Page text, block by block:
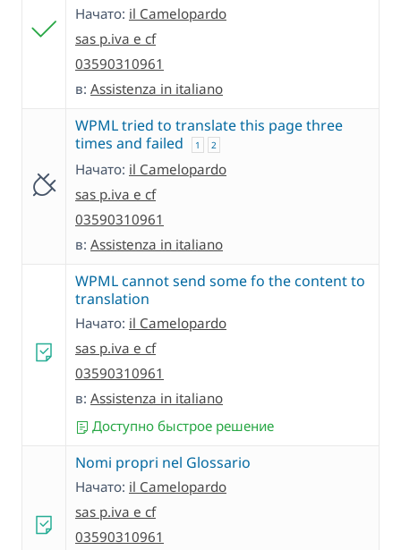
Начато: il Camelopardo
sas p.iva e cf
03590310961
в: Assistenza in italiano
WPML tried to translate this page three
times and failed
1 2
Начато: il Camelopardo
sas p.iva e cf
03590310961
в: Assistenza in italiano
WPML cannot send some fo the content to
translation
Начато: il Camelopardo
sas p.iva e cf
03590310961
в: Assistenza in italiano
Доступно быстрое решение
Nomi propri nel Glossario
Начато: il Camelopardo
sas p.iva e cf
03590310961